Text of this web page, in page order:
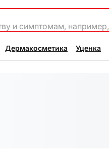
и симптомам, например,
Дермакосметика Уценка